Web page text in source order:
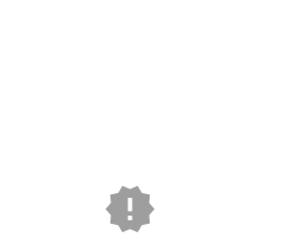
new_releases